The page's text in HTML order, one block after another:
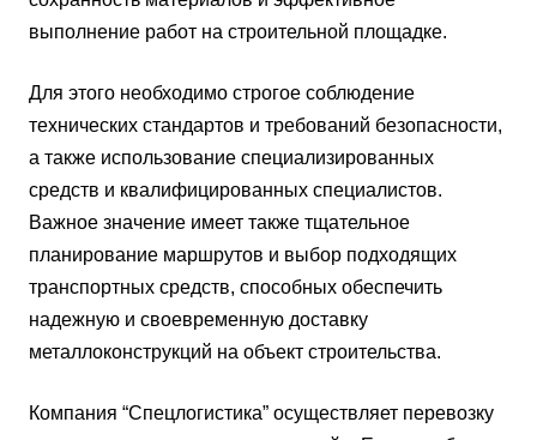
выполнение работ на строительной площадке.
Для этого необходимо строгое соблюдение
технических стандартов и требований безопасности,
а также использование специализированных
средств и квалифицированных специалистов.
Важное значение имеет также тщательное
планирование маршрутов и выбор подходящих
транспортных средств, способных обеспечить
надежную и своевременную доставку
металлоконструкций на объект строительства.
Компания “Спецлогистика” осуществляет перевозку